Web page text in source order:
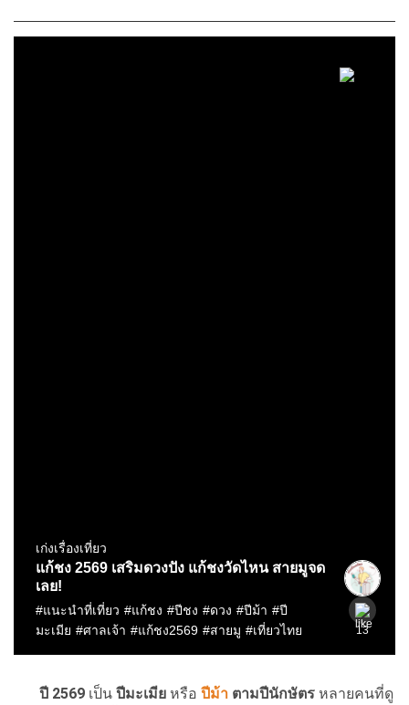
ปี 2569 เป็น ปีมะเมีย หรือ ปีม้า ตามปีนักษัตร หลายคนที่ดู